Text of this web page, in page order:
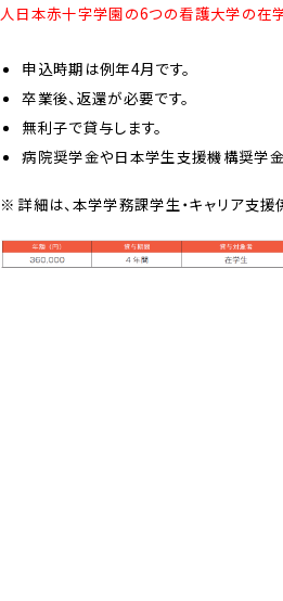
人日本赤十字学園の6つの看護大学の在学
申込時期は例年4月です。
卒業後、返還が必要です。
無利子で貸与します。
病院奨学金や日本学生支援機構奨学金
詳細は、本学学務課学生・キャリア支援